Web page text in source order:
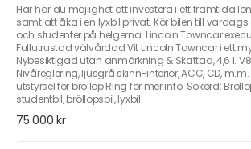
Här har du möjlighet att investera i ett framtida
samt att åka i en lyxbil privat. Kör bilen till
och studenter på helgerna. Lincoln Towncar
Fullutrustad välvårdad Vit Lincoln Towncar i ett
Nybesiktigad utan anmärkning & Skattad, 4,6 l. V8
Nivåreglering, ljusgrå skinn-interiör, ACC, CD,
utstyrsel för bröllop Ring för mer info. Sökord:
studentbil, bröllopsbil, lyxbil
75 000 kr